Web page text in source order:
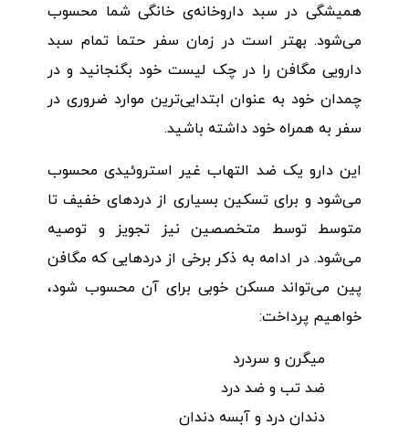
همیشگی در سبد داروخانه‌ی خانگی شما محسوب
می‌شود. بهتر است در زمان سفر حتما تمام سبد
دارویی مگافن‌ را در چک لیست خود بگنجانید و در
چمدان خود به عنوان ابتدایی‌ترین موارد ضروری در
سفر به همراه خود داشته باشید.
این دارو یک ضد التهاب غیر استروئیدی محسوب
می‌شود و برای تسکین بسیاری از دردهای خفیف تا
متوسط توسط متخصصین نیز تجویز و توصیه
می‌شود. در ادامه به ذکر برخی از دردهایی که مگافن
پین می‌تواند مسکن خوبی برای آن محسوب شود،
خواهیم پرداخت:
میگرن و سردرد
ضد تب و ضد درد
دندان درد و آبسه دندان